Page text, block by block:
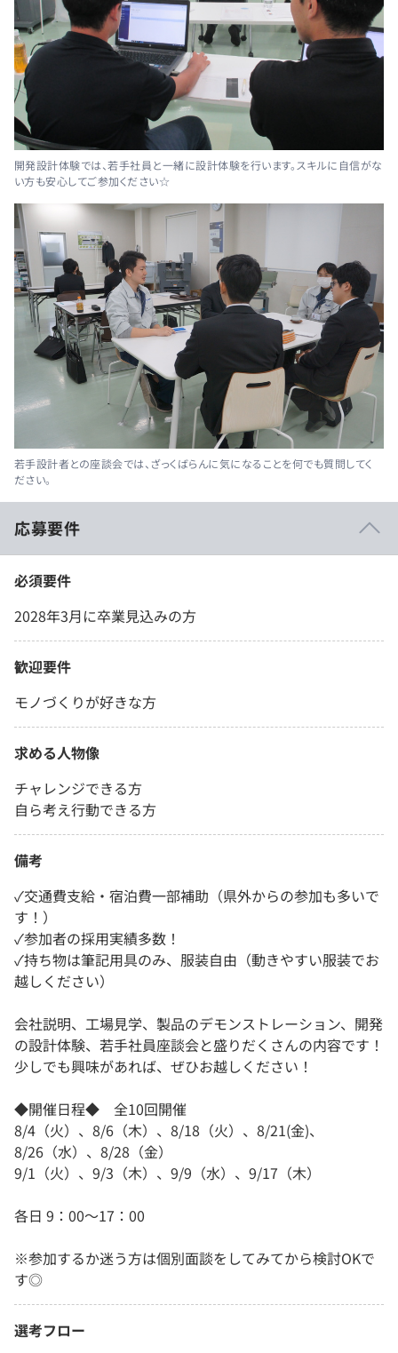
開発設計体験では、若手社員と一緒に設計体験を行います。スキルに自信がな
い方も安心してご参加ください☆
若手設計者との座談会では、ざっくばらんに気になることを何でも質問してく
ださい。
応募要件
必須要件
2028年3月に卒業見込みの方
歓迎要件
モノづくりが好きな方
求める人物像
チャレンジできる方
自ら考え行動できる方
備考
✓交通費支給・宿泊費一部補助（県外からの参加も多いで
す！）
✓参加者の採用実績多数！
✓持ち物は筆記用具のみ、服装自由（動きやすい服装でお
越しください）
会社説明、工場見学、製品のデモンストレーション、開発
の設計体験、若手社員座談会と盛りだくさんの内容です！
少しでも興味があれば、ぜひお越しください！
◆開催日程◆ 全10回開催
8/4（火）、8/6（木）、8/18（火）、8/21(金)、
8/26（水）、8/28（金）
9/1（火）、9/3（木）、9/9（水）、9/17（木）
各日 9：00～17：00
※参加するか迷う方は個別面談をしてみてから検討OKで
す◎
選考フロー